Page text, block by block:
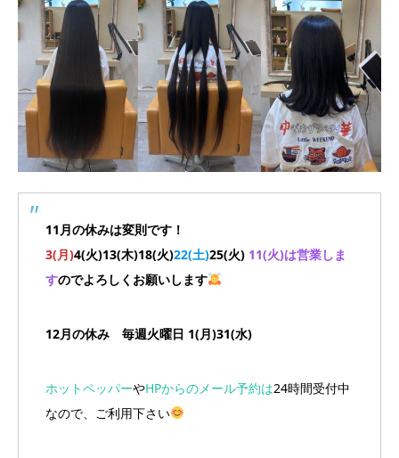
11月の休みは変則です！
3(月)4(火)13(木)18(火)22(土)25(火) 11(火)は営業しま
すのでよろしくお願いします
12月の休み 毎週火曜日 1(月)31(水)
ホットペッパーやHPからのメール予約は24時間受付中
なので、ご利用下さい